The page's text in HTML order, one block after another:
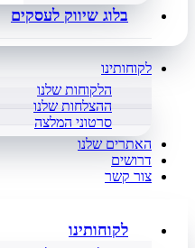
בלוג שיווק לעסקים
לקוחותינו
הלקוחות שלנו
ההצלחות שלנו
סרטוני המלצה
האתרים שלנו
דרושים
צור קשר
לקוחותינו